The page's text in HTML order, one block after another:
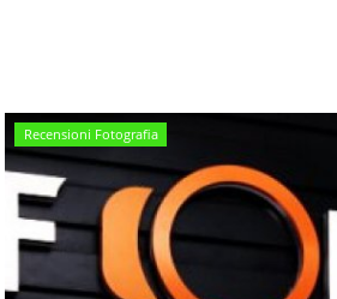
Recensioni Fotografia